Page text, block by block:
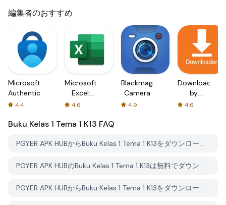
編集者のおすすめ
Microsoft
Authenticator
4.4
Microsoft
Excel:
Spreadsheets
4.6
Blackmagic
Camera
4.9
Downloader
by
AFTVnews
4.6
Buku Kelas 1 Tema 1 K13 FAQ
PGYER APK HUBからBuku Kelas 1 Tema 1 K13をダウンロードする方法は？
PGYER APK HUBのBuku Kelas 1 Tema 1 K13は無料でダウンロードできますか？
PGYER APK HUBからBuku Kelas 1 Tema 1 K13をダウンロードするにはアカウントが必要ですか？